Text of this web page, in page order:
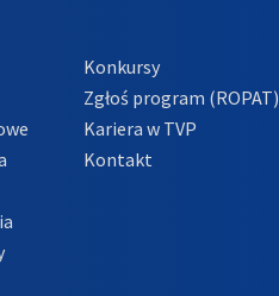
Konkursy
Zgłoś program (ROPAT)
Kariera w TVP
Kontakt